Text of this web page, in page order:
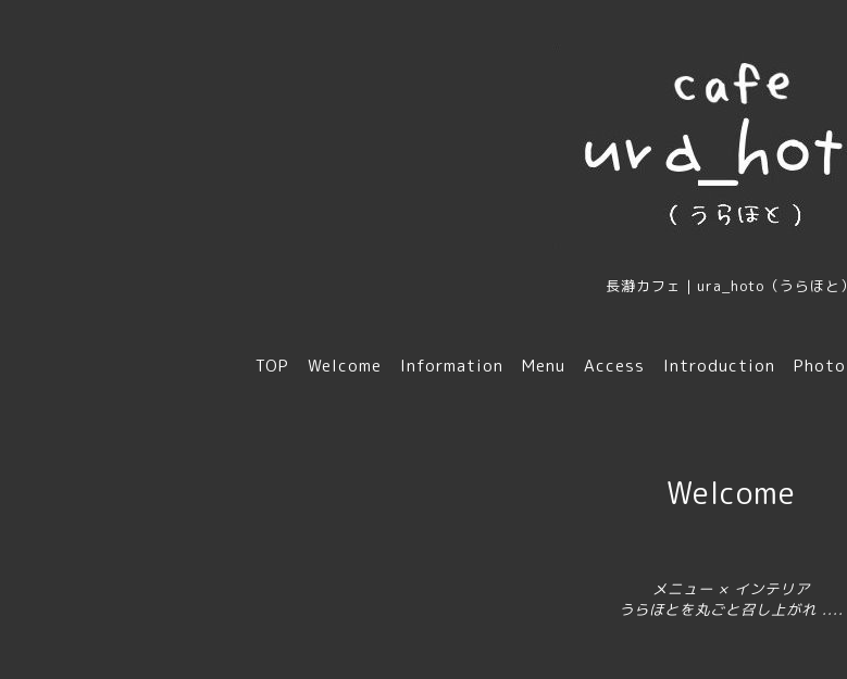
長瀞カフェ｜ura_hoto（うらほと）
TOP Welcome Information Menu Access Introduction Photo
Welcome
メニュー × インテリア
うらほとを丸ごと召し上がれ ....